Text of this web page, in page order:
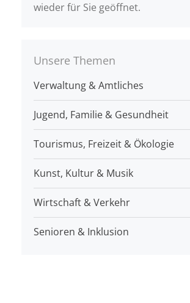
wieder für Sie geöffnet.
Unsere Themen
Verwaltung & Amtliches
Jugend, Familie & Gesundheit
Tourismus, Freizeit & Ökologie
Kunst, Kultur & Musik
Wirtschaft & Verkehr
Senioren & Inklusion